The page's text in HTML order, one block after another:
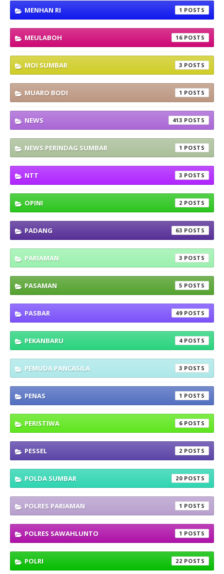
MENHAN RI 1
MEULABOH 16
MOI SUMBAR 3
MUARO BODI 1
NEWS 413
NEWS PERINDAG SUMBAR 1
NTT 3
OPINI 2
PADANG 63
PARIAMAN 3
PASAMAN 5
PASBAR 49
PEKANBARU 4
PEMUDA PANCASILA 3
PENAS 1
PERISTIWA 6
PESSEL 2
POLDA SUMBAR 20
POLRES PARIAMAN 1
POLRES SAWAHLUNTO 1
POLRI 22